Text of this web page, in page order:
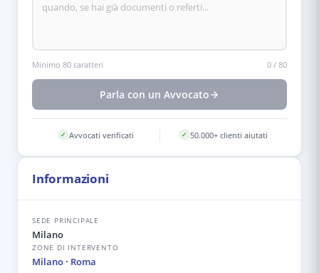
Minimo 80 caratteri 0 / 80
Parla con un Avvocato
✓ Avvocati verificati ✓ 50.000+ clienti aiutati
Informazioni
SEDE PRINCIPALE
Milano
ZONE DI INTERVENTO
Milano · Roma